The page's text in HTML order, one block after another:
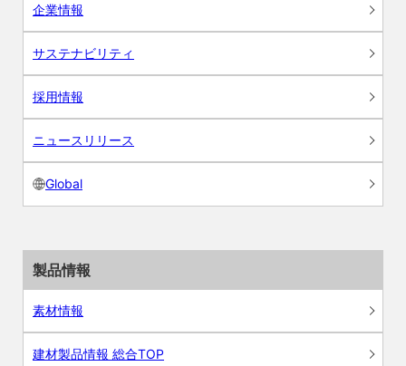
企業情報
サステナビリティ
採用情報
ニュースリリース
Global
製品情報
素材情報
建材製品情報 総合TOP